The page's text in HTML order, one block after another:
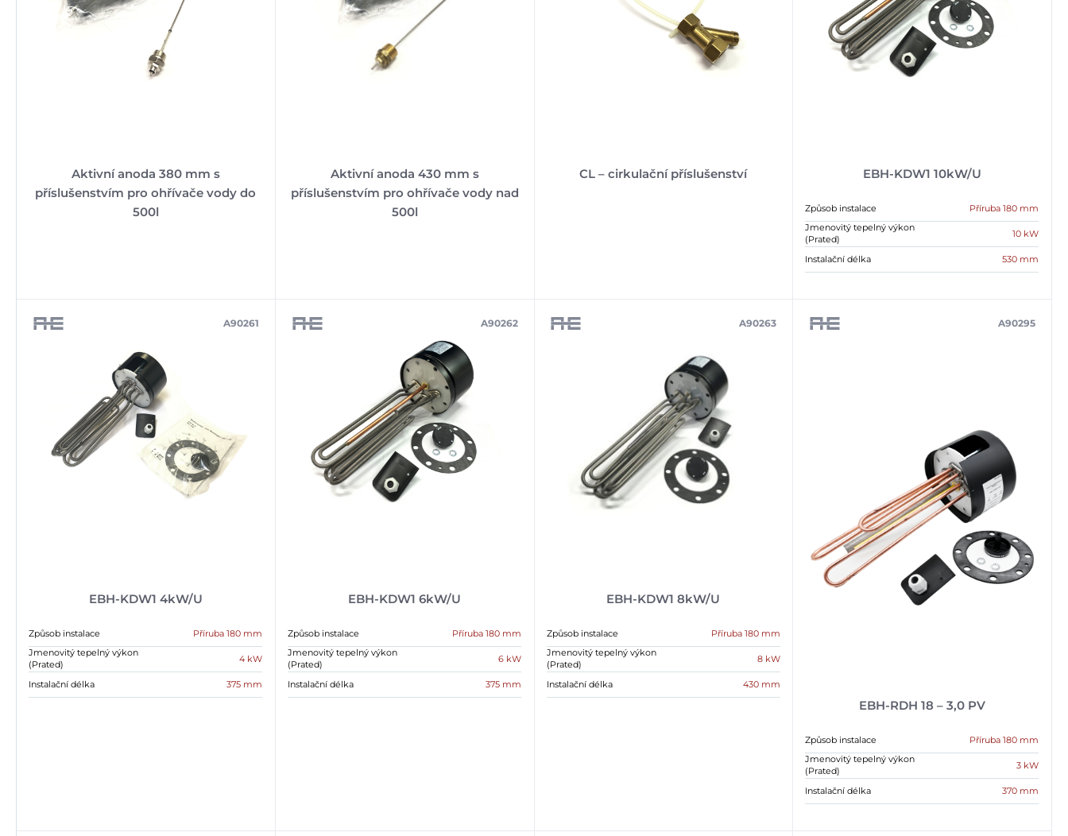
Aktivní anoda 380 mm s
příslušenstvím pro ohřívače vody do
500l
Aktivní anoda 430 mm s
příslušenstvím pro ohřívače vody nad
500l
CL – cirkulační příslušenství EBH-KDW1 10kW/U
Způsob instalace
Příruba 180 mm
Jmenovitý tepelný výkon
(Prated)
10 kW
Instalační délka 530 mm
EBH-KDW1 4kW/U
A90261
Způsob instalace
Příruba 180 mm
Jmenovitý tepelný výkon
(Prated)
4 kW
Instalační délka 375 mm
EBH-KDW1 6kW/U
A90262
Způsob instalace
Příruba 180 mm
Jmenovitý tepelný výkon
(Prated)
6 kW
Instalační délka 375 mm
EBH-KDW1 8kW/U
A90263
Způsob instalace
Příruba 180 mm
Jmenovitý tepelný výkon
(Prated)
8 kW
Instalační délka 430 mm
EBH-RDH 18 – 3,0 PV
A90295
Způsob instalace
Příruba 180 mm
Jmenovitý tepelný výkon
(Prated)
3 kW
Instalační délka 370 mm